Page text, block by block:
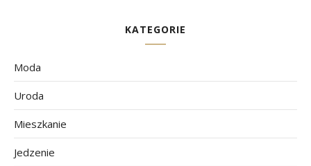
KATEGORIE
Moda
Uroda
Mieszkanie
Jedzenie